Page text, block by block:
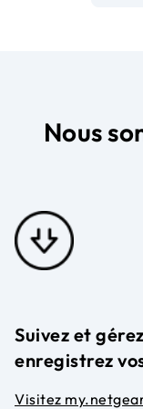
Nous
Suivez et
enregistrez
Visitez